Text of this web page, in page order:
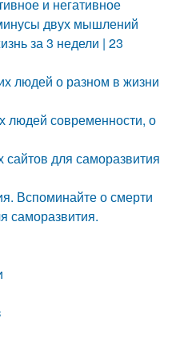
и негативное
двух мышлений
за 3 недели | 23
людей о разном в жизни
людей современности, о
для саморазвития
Вспоминайте о смерти
саморазвития.